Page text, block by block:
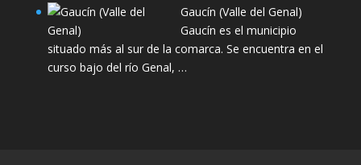
Gaucín (Valle del Genal)
Gaucín es el municipio
situado más al sur de la comarca. Se encuentra en el
curso bajo del río Genal, …